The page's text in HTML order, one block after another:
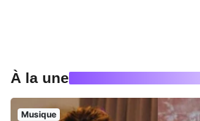
À la une
Musique